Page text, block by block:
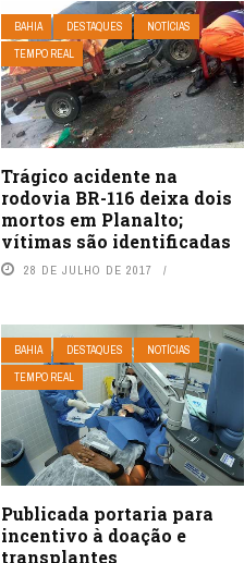
BAHIA DESTAQUES
NOTÍCIAS
TEMPO REAL
Trágico acidente na
rodovia BR-116 deixa dois
mortos em Planalto;
vítimas são identificadas
28 DE JULHO DE 2017
BAHIA DESTAQUES
NOTÍCIAS
TEMPO REAL
Publicada portaria para
incentivo à doação e
transplantes